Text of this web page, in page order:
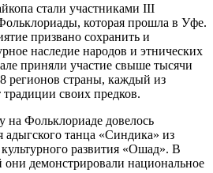
стали участниками III
которая прошла в Уфе.
призвано сохранить и
наследие народов и этнических
приняли участие свыше тысячи
регионов страны, каждый из
своих предков.
на Фольклориаде довелось
адыгского танца «Синдика» из
развития «Ошад». В
они демонстрировали национальное